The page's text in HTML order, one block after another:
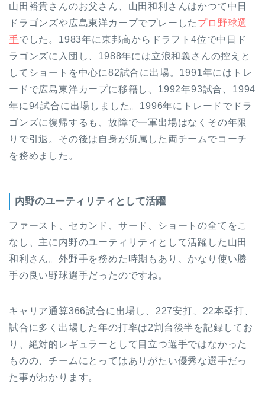
山田裕貴さんのお父さん、山田和利さんはかつて中日
ドラゴンズや広島東洋カープでプレーした プロ野球選
手でした。1983年に東邦高からドラフト4位で中日ド
ラゴンズに入団し、1988年には立浪和義さんの控えと
してショートを中心に82試合に出場。1991年にはトレ
ードで広島東洋カープに移籍し、1992年93試合、1994
年に94試合に出場しました。1996年にトレードでドラ
ゴンズに復帰するも、故障で一軍出場はなくその年限
りで引退。その後は自身が所属した両チームでコーチ
を務めました。
内野のユーティリティとして活躍
ファースト、セカンド、サード、ショートの全てをこ
なし、主に内野のユーティリティとして活躍した山田
和利さん。外野手を務めた時期もあり、かなり使い勝
手の良い野球選手だったのですね。
キャリア通算366試合に出場し、227安打、22本塁打、
試合に多く出場した年の打率は2割台後半を記録してお
り、絶対的レギュラーとして目立つ選手ではなかった
ものの、チームにとってはありがたい優秀な選手だっ
た事がわかります。